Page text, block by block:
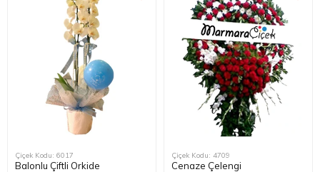
Çiçek Kodu: 6017
Balonlu Çiftli Orkide
Çiçek Kodu: 4709
Cenaze Çelengi
Sarıyer